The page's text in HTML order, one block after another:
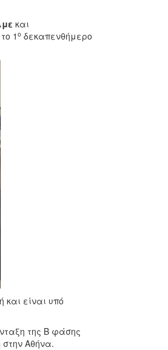
και
1 οδεκαπενθήμερο
και είναι υπό
της Β φάσης
στην Αθήνα.